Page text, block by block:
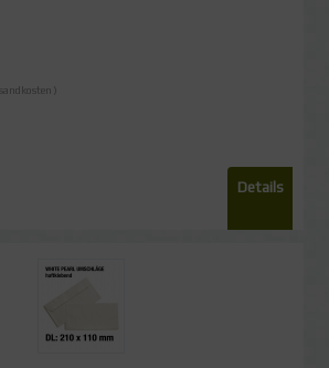
)
Details